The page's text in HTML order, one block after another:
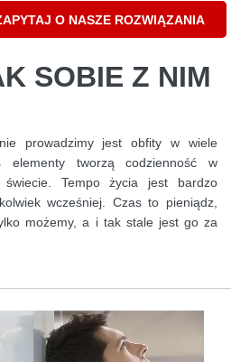
O NASZE ROZWIĄZANIA
SOBIE Z NIM
prowadzimy jest obfity w wiele
elementy tworzą codzienność w
świecie. Tempo życia jest bardzo
wcześniej. Czas to pieniądz,
możemy, a i tak stale jest go za